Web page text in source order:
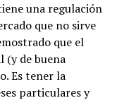
una regulación
que no sirve
que el
(y de buena
Es tener la
particulares y